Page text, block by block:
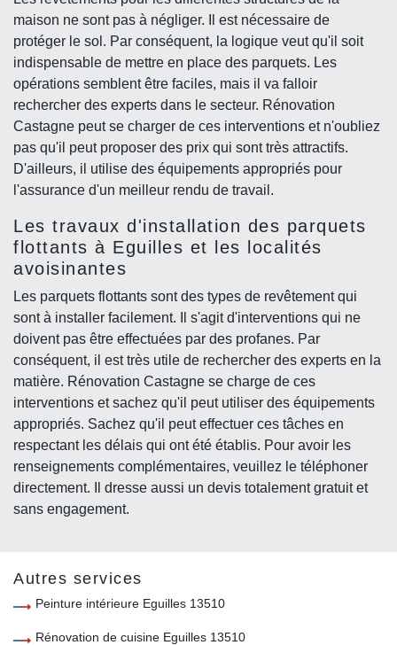
maison ne sont pas à négliger. Il est nécessaire de
protéger le sol. Par conséquent, la logique veut qu'il soit
indispensable de mettre en place des parquets. Les
opérations semblent être faciles, mais il va falloir
rechercher des experts dans le secteur. Rénovation
Castagne peut se charger de ces interventions et n'oubliez
pas qu'il peut proposer des prix qui sont très attractifs.
D'ailleurs, il utilise des équipements appropriés pour
l'assurance d'un meilleur rendu de travail.
Les travaux d'installation des parquets
flottants à Eguilles et les localités
avoisinantes
Les parquets flottants sont des types de revêtement qui
sont à installer facilement. Il s'agit d'interventions qui ne
doivent pas être effectuées par des profanes. Par
conséquent, il est très utile de rechercher des experts en la
matière. Rénovation Castagne se charge de ces
interventions et sachez qu'il peut utiliser des équipements
appropriés. Sachez qu'il peut effectuer ces tâches en
respectant les délais qui ont été établis. Pour avoir les
renseignements complémentaires, veuillez le téléphoner
directement. Il dresse aussi un devis totalement gratuit et
sans engagement.
Autres services
Peinture intérieure Eguilles 13510
Rénovation de cuisine Eguilles 13510